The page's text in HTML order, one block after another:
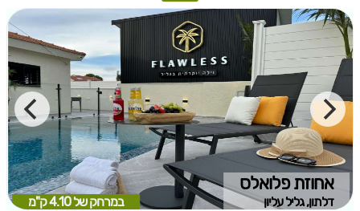
אחוזת פלואלס
דלתון, גליל עליון במרחק של 4.10 ק"מ